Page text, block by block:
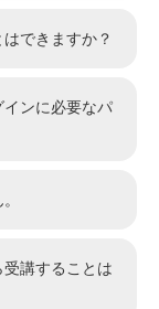
できますか？
ンに必要なパ
講することは